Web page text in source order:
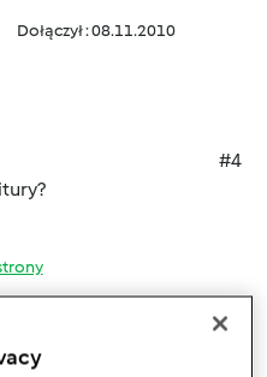
Dołączył : 08.11.2010
#4
aby dodawać